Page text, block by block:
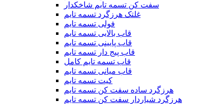
سفت کن تسمه تایم شاخکدار
غلتک هرزگرد تسمه تایم
فولی تسمه تایم
قاب بالایی تسمه تایم
قاب پایینی تسمه تایم
قاب پیج دار تسمه تایم
قاب تسمه تایم کامل
قاب میانی تسمه تایم
کیت تسمه تایم
هرزگرد ساده سفت کن تسمه تایم
هرزگرد شیاردار سفت کن تسمه تایم